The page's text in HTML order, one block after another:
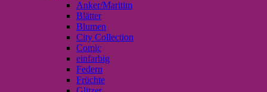
Anker/Maritim
Blätter
Blumen
City Collection
Comic
einfarbig
Federn
Früchte